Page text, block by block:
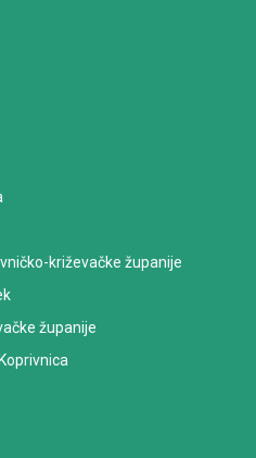
križevačke županije
županije